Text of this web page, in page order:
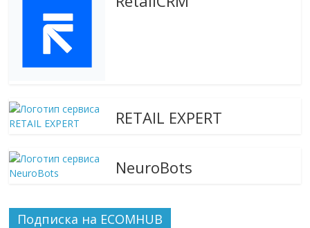
RETAIL EXPERT
NeuroBots
Подписка на ECOMHUB